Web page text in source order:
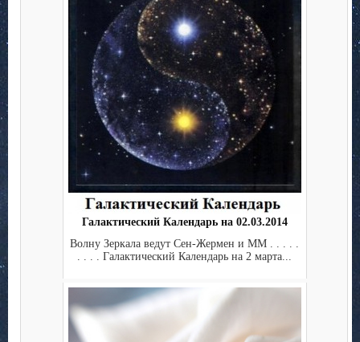
Галактический Календарь на 02.03.2014
Волну Зеркала ведут Сен-Жермен и ММ . . . . .
. . . . Галактический Календарь на 2 марта...